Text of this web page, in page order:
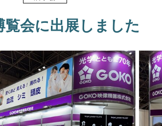
覧会に出展しました